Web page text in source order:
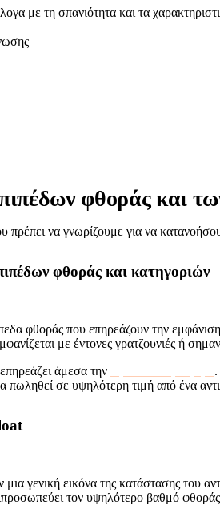
με τη σπανιότητα και τα
φθοράς και
πρέπει να γνωρίζουμε για να
φθοράς και κατηγοριών
φθοράς που επηρεάζουν την
με έντονες γρατζουνιές ή
άμεσα την
πωληθεί σε υψηλότερη τιμή από ένα
γενική εικόνα της κατάστασης του
τον υψηλότερο βαθμό